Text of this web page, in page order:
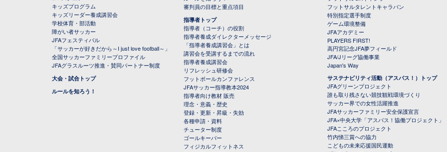
キッズプログラム
キッズリーダー養成講習会
学校体育・部活動
障がい者サッカー
JFAフェスティバル
「サッカーが好きだから～I just love football～」
全国サッカーファミリープロファイル
JFAグラスルーツ推進・賛同パートナー制度
大会・試合トップ
ルールを知ろう！
審判員の目標と重点項目
指導者トップ
指導者（コーチ）の役割
指導者養成ダイレクターメッセージ
「指導者養成講習会」とは
講習会を受講するまでの流れ
指導者養成講習会
リフレッシュ研修会
フットボールカンファレンス
JFAサッカー指導教本2024
指導者向け教材 販売
理念・意義・歴史
登録・更新・昇級・失効
各種申請・資料
チューター制度
ゴールキーパー
フィジカルフィットネス
フットサルタレントキャラバン
特別指定選手制度
ゲーム環境整備
JFAアカデミー
PLAYERS FIRST!
高円宮記念JFA夢フィールド
JFA/Jリーグ協働事業
Japan's Way
サステナビリティ活動（アスパス！）トップ
JFAグリーンプロジェクト
誰も取り残さない競技観戦環境づくり
サッカー界での女性活躍推進
JFAサッカーファミリー安全保護宣言
JFA×中央大学「アスパス！協働プロジェクト」
JFAこころのプロジェクト
竹内悌三賞への協力
こどもの未来応援国民運動